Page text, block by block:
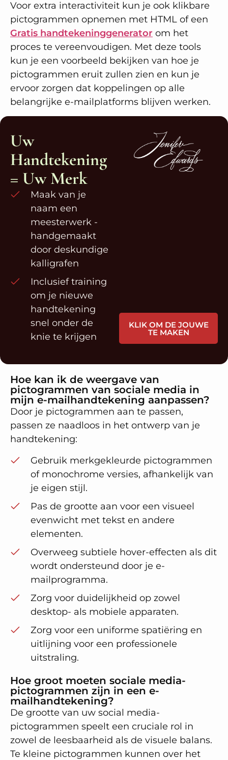
Voor extra interactiviteit kun je ook klikbare
pictogrammen opnemen met HTML of een
Gratis handtekeninggenerator om het
proces te vereenvoudigen. Met deze tools
kun je een voorbeeld bekijken van hoe je
pictogrammen eruit zullen zien en kun je
ervoor zorgen dat koppelingen op alle
belangrijke e-mailplatforms blijven werken.
Uw
Handtekening
= Uw Merk
Maak van je
naam een
meesterwerk -
handgemaakt
door deskundige
kalligrafen
Inclusief training
om je nieuwe
handtekening
snel onder de
knie te krijgen
KLIK OM DE JOUWE
TE MAKEN
Hoe kan ik de weergave van
pictogrammen van sociale media in
mijn e-mailhandtekening aanpassen?
Door je pictogrammen aan te passen,
passen ze naadloos in het ontwerp van je
handtekening:
Gebruik merkgekleurde pictogrammen
of monochrome versies, afhankelijk van
je eigen stijl.
Pas de grootte aan voor een visueel
evenwicht met tekst en andere
elementen.
Overweeg subtiele hover-effecten als dit
wordt ondersteund door je e-
mailprogramma.
Zorg voor duidelijkheid op zowel
desktop- als mobiele apparaten.
Zorg voor een uniforme spatiëring en
uitlijning voor een professionele
uitstraling.
Hoe groot moeten sociale media-
pictogrammen zijn in een e-
mailhandtekening?
De grootte van uw social media-
pictogrammen speelt een cruciale rol in
zowel de leesbaarheid als de visuele balans.
Te kleine pictogrammen kunnen over het